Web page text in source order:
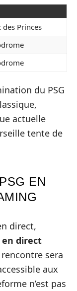
des Princes
du PSG
actuelle
tente de
EN
direct,
direct
sera
aux
n’est pas